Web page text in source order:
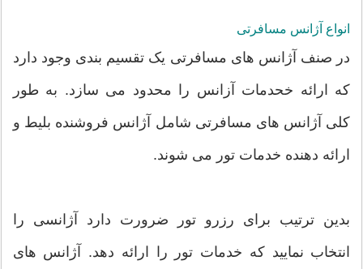
انواع آژانس مسافرتی
در صنف آژانس های مسافرتی یک تقسیم بندی وجود دارد
که ارائه خحدمات آزانس را محدود می سازد. به طور
کلی آژانس های مسافرتی شامل آژانس فروشنده بلیط و
ارائه دهنده خدمات تور می شوند.
بدین ترتیب برای رزرو تور ضرورت دارد آژانسی را
انتخاب نمایید که خدمات تور را ارائه دهد. آژانس های